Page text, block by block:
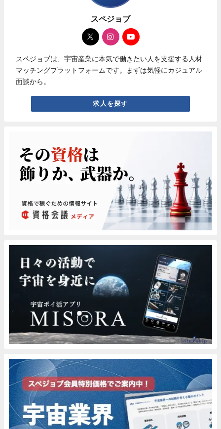
スペジョブ
スペジョブは、宇宙産業に本気で働きたい人を支援する人材
マッチングプラットフォームです。まずは気軽にカジュアル
面談から。
求人を探す